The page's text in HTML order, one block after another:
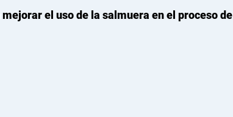
el uso de la salmuera en el proceso de